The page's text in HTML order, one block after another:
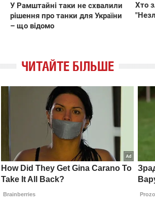
У Рамштайні таки не схвалили
рішення про танки для України
– що відомо
Хто
ЧИТАЙТЕ БІЛЬШЕ